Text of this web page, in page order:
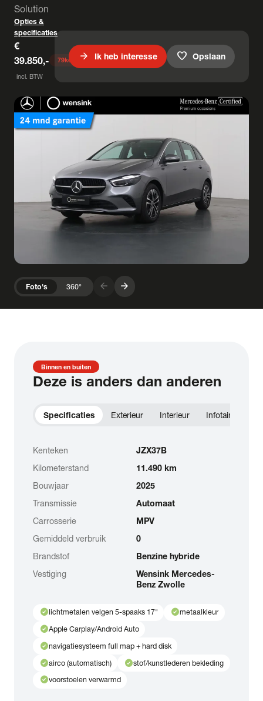
Solution
Opties &
specificaties
€
39.850,-
incl. BTW
79keer bekeken
arrow_forward Ik heb interesse favorite Opslaan
Foto's 360° arrow_forward arrow_forward
Binnen en buiten
Deze is anders dan anderen
Specificaties Exterieur Interieur Infotainment
Kenteken
JZX37B
Kilometerstand
11.490 km
Bouwjaar
2025
Transmissie
Automaat
Carrosserie
MPV
Gemiddeld verbruik
0
Brandstof
Benzine hybride
Vestiging
Wensink Mercedes-
Benz Zwolle
check_circlelichtmetalen velgen 5-spaaks 17" check_circlemetaalkleur
check_circleApple Carplay/Android Auto
check_circlenavigatiesysteem full map + hard disk
check_circleairco (automatisch) check_circlestof/kunstlederen bekleding
check_circlevoorstoelen verwarmd